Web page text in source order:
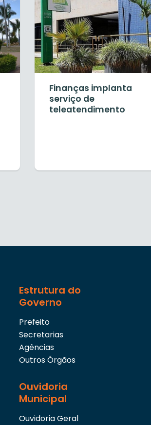
Finanças implanta
serviço de
teleatendimento
Estrutura do
Governo
Prefeito
Secretarias
Agências
Outros Órgãos
Ouvidoria
Municipal
Ouvidoria Geral